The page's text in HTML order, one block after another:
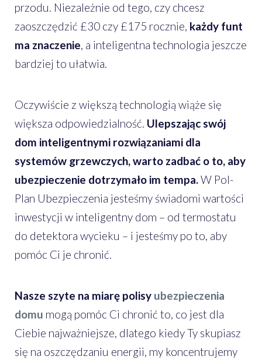
przodu. Niezależnie od tego, czy chcesz
zaoszczędzić £30 czy £175 rocznie, każdy funt
ma znaczenie, a inteligentna technologia jeszcze
bardziej to ułatwia.
Oczywiście z większą technologią wiąże się
większa odpowiedzialność. Ulepszając swój
dom inteligentnymi rozwiązaniami dla
systemów grzewczych, warto zadbać o to, aby
ubezpieczenie dotrzymało im tempa.W Pol-
Plan Ubezpieczenia jesteśmy świadomi wartości
inwestycji w inteligentny dom – od termostatu
do detektora wycieku – i jesteśmy po to, aby
pomóc Ci je chronić.
Nasze szyte na miarę polisy ubezpieczenia
domu mogą pomóc Ci chronić to, co jest dla
Ciebie najważniejsze, dlatego kiedy Ty skupiasz
się na oszczędzaniu energii, my koncentrujemy